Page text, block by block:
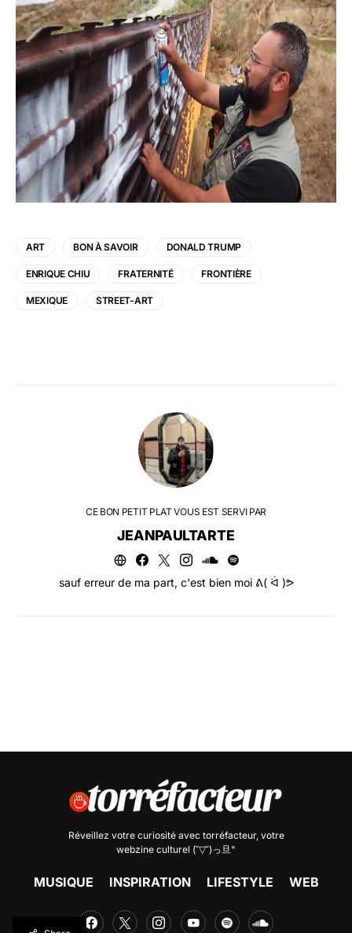
ART BON À SAVOIR DONALD TRUMP
ENRIQUE CHIU FRATERNITÉ FRONTIÈRE
MEXIQUE STREET-ART
CE BON PETIT PLAT VOUS EST SERVI PAR
JEANPAULTARTE
sauf erreur de ma part, c'est bien moi ᕕ( ᐛ )ᕗ
Réveillez votre curiosité avec torréfacteur, votre
webzine culturel (˘▽˘)っ旦"
MUSIQUE INSPIRATION LIFESTYLE WEB